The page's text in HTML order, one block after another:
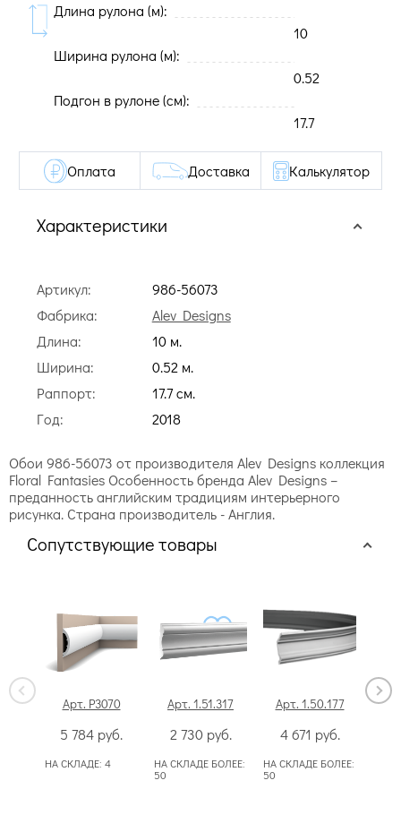
Длина рулона (м):
10
Ширина рулона (м):
0.52
Подгон в рулоне (cм):
17.7
Характеристики
Артикул:
986-56073
Фабрика:
Alev Designs
Длина:
10 м.
Ширина:
0.52 м.
Раппорт:
17.7 cм.
Год:
2018
Оплата Доставка Калькулятор
Обои 986-56073 от производителя Alev Designs коллекция
Floral Fantasies Особенность бренда Alev Designs –
преданность английским традициям интерьерного
рисунка. Страна производитель - Англия.
Сопутствующие товары
Арт. P3070
5 784 руб.
НА СКЛАДЕ: 4
Арт. 1.51.317
2 730 руб.
НА СКЛАДЕ БОЛЕЕ:
50
Арт. 1.50.177
4 671 руб.
НА СКЛАДЕ БОЛЕЕ:
50